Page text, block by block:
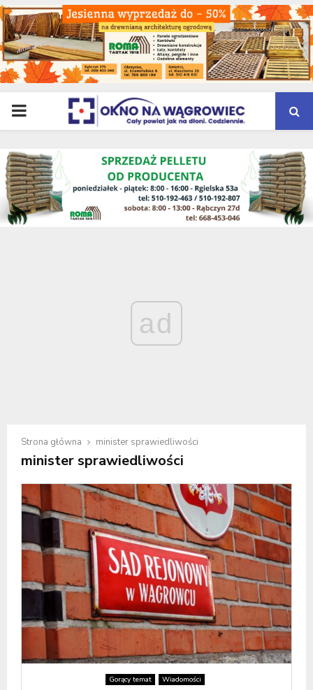
PRIMARY
MENU
ad
Strona główna minister sprawiedliwości
minister sprawiedliwości
Gorący temat Wiadomości